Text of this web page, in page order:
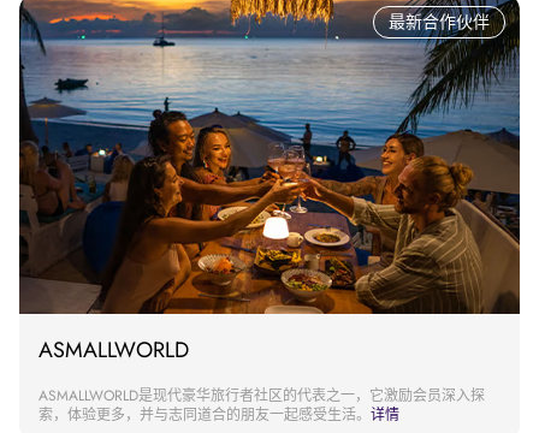
最新合作伙伴
ASMALLWORLD
ASMALLWORLD是现代豪华旅行者社区的代表之一，它激励会员深入探
索，体验更多，并与志同道合的朋友一起感受生活。 详情